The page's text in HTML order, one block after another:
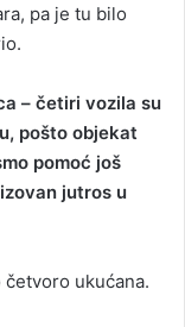
pa je tu bilo
– četiri vozila su
pošto objekat
pomoć još
jutros u
ukućana.